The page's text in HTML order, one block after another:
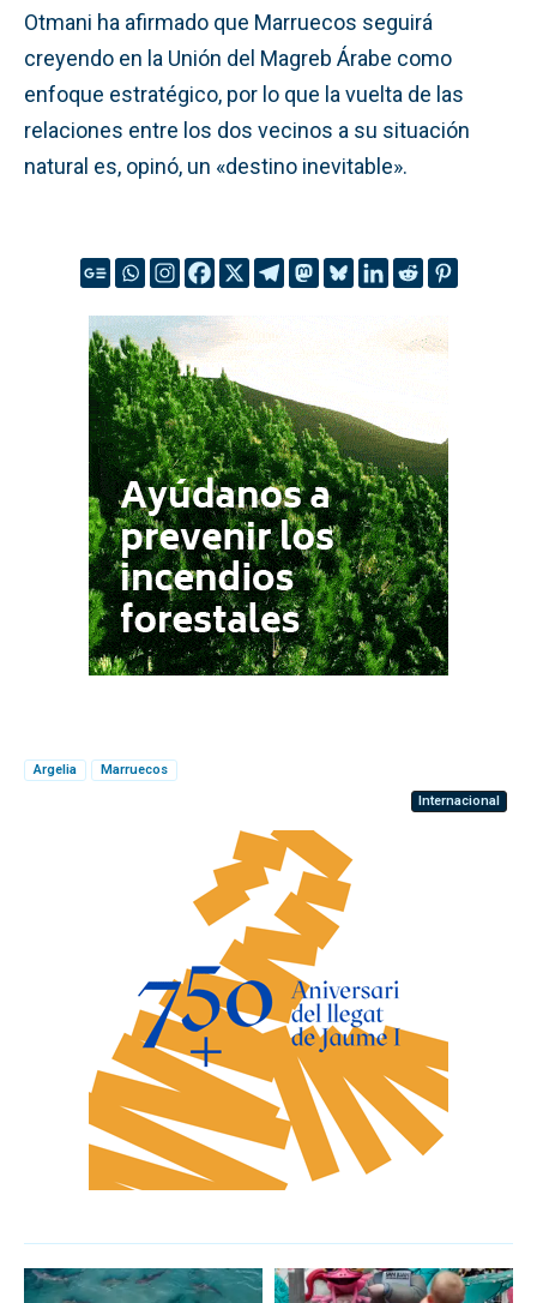
Otmani ha afirmado que Marruecos seguirá
creyendo en la Unión del Magreb Árabe como
enfoque estratégico, por lo que la vuelta de las
relaciones entre los dos vecinos a su situación
natural es, opinó, un «destino inevitable».
Argelia
Marruecos
Internacional